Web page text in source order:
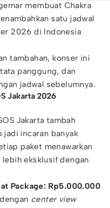
membuat Chakra
satu jadwal
2026 di Indonesia
tambahan, konser ini
panggung, dan
jadwal sebelumnya.
Jakarta 2026
Jakarta tambah
jadi incaran banyak
paket menawarkan
eksklusif dengan
Package: Rp5.000.000
center view